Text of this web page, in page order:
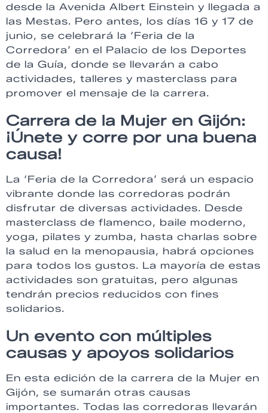
desde la Avenida Albert Einstein y llegada a
las Mestas. Pero antes, los días 16 y 17 de
junio, se celebrará la ‘Feria de la
Corredora’ en el Palacio de los Deportes
de la Guía, donde se llevarán a cabo
actividades, talleres y masterclass para
promover el mensaje de la carrera.
Carrera de la Mujer en Gijón:
¡Únete y corre por una buena
causa!
La ‘Feria de la Corredora’ será un espacio
vibrante donde las corredoras podrán
disfrutar de diversas actividades. Desde
masterclass de flamenco, baile moderno,
yoga, pilates y zumba, hasta charlas sobre
la salud en la menopausia, habrá opciones
para todos los gustos. La mayoría de estas
actividades son gratuitas, pero algunas
tendrán precios reducidos con fines
solidarios.
Un evento con múltiples
causas y apoyos solidarios
En esta edición de la carrera de la Mujer en
Gijón, se sumarán otras causas
importantes. Todas las corredoras llevarán